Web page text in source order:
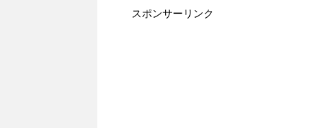
スポンサーリンク